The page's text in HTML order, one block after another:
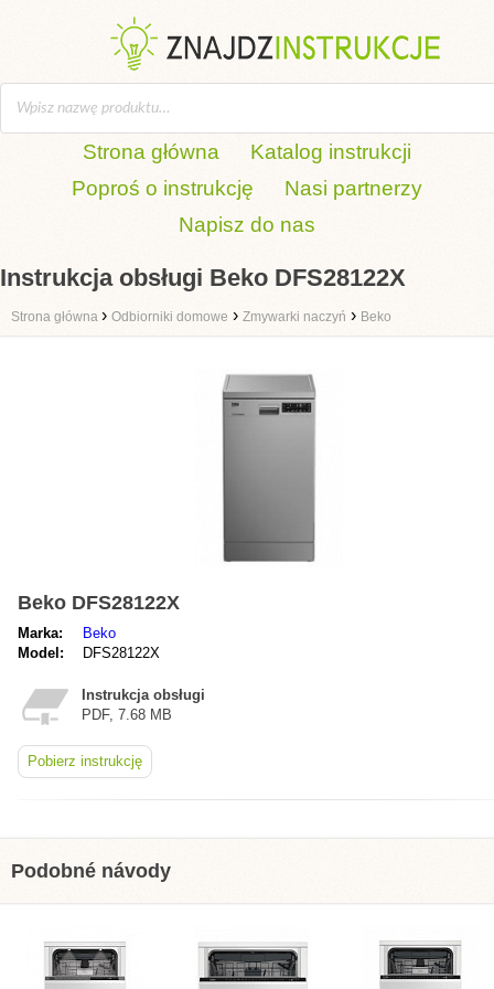
Strona główna
Katalog instrukcji
Poproś o instrukcję
Nasi partnerzy
Napisz do nas
Instrukcja obsługi Beko DFS28122X
Strona główna › Odbiorniki domowe › Zmywarki naczyń › Beko
Beko DFS28122X
Marka:
Beko
Model:
DFS28122X
Instrukcja obsługi
PDF, 7.68 MB
Pobierz instrukcję
Podobné návody